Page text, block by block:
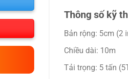
Thông số kỹ
Bản rộng: 5cm (2
Chiều dài: 10m
Tải trọng: 5 tấn